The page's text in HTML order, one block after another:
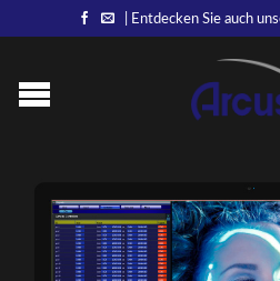
| Entdecken Sie auch